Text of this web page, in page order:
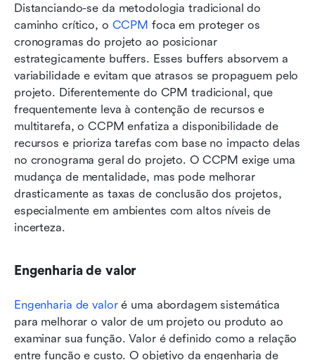
Distanciando-se da metodologia tradicional do
caminho crítico, o CCPM foca em proteger os
cronogramas do projeto ao posicionar
estrategicamente buffers. Esses buffers absorvem a
variabilidade e evitam que atrasos se propaguem pelo
projeto. Diferentemente do CPM tradicional, que
frequentemente leva à contenção de recursos e
multitarefa, o CCPM enfatiza a disponibilidade de
recursos e prioriza tarefas com base no impacto delas
no cronograma geral do projeto. O CCPM exige uma
mudança de mentalidade, mas pode melhorar
drasticamente as taxas de conclusão dos projetos,
especialmente em ambientes com altos níveis de
incerteza.
Engenharia de valor
Engenharia de valor é uma abordagem sistemática
para melhorar o valor de um projeto ou produto ao
examinar sua função. Valor é definido como a relação
entre função e custo. O objetivo da engenharia de